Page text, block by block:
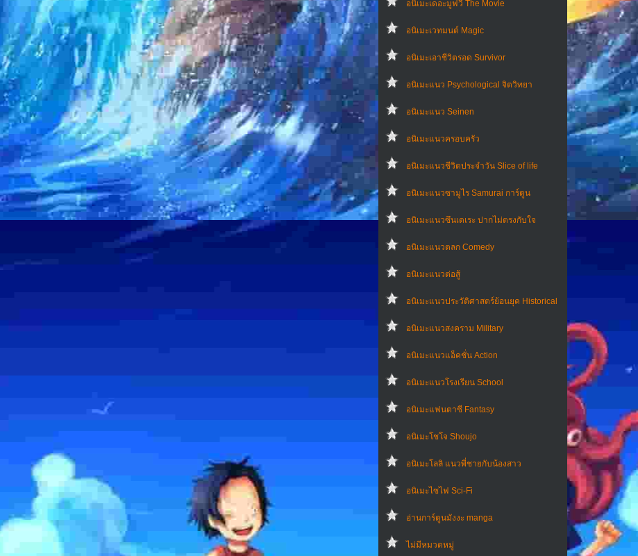
อนิเมะเดอะมูฟวี่ The Movie
อนิเมะเวทมนต์ Magic
อนิเมะเอาชีวิตรอด Survivor
อนิเมะแนว Psychological จิตวิทยา
อนิเมะแนว Seinen
อนิเมะแนวครอบครัว
อนิเมะแนวชีวิตประจําวัน Slice of life
อนิเมะแนวซามูไร Samurai การ์ตูน
อนิเมะแนวซึนเดเระ ปากไม่ตรงกับใจ
อนิเมะแนวตลก Comedy
อนิเมะแนวต่อสู้
อนิเมะแนวประวัติศาสตร์ย้อนยุค Historical
อนิเมะแนวสงคราม Military
อนิเมะแนวแอ็คชั่น Action
อนิเมะแนวโรงเรียน School
อนิเมะแฟนตาซี Fantasy
อนิเมะโชโจ Shoujo
อนิเมะโลลิ แนวพี่ชายกับน้องสาว
อนิเมะไซไฟ Sci-Fi
อ่านการ์ตูนมังงะ manga
ไม่มีหมวดหมู่